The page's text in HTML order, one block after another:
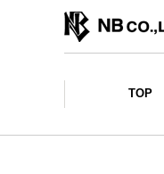
TOP